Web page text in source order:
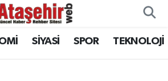
SİYASİ SPOR TEKNOLOJİ